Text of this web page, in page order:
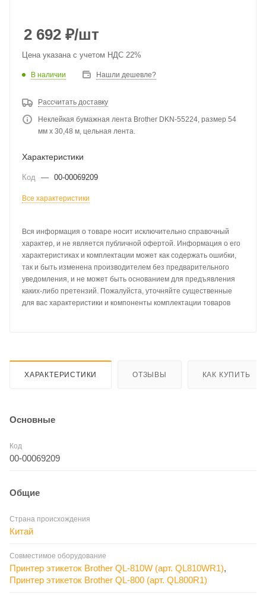
2 692 ₽/шт
Цена указана с учетом НДС 22%
В наличии Нашли дешевле?
Рассчитать доставку
Неклейкая бумажная лента Brother DKN-55224, размер 54
мм x 30,48 м, цельная лента.
Характеристики
Код — 00-00069209
Все характеристики
Вся информация о товаре носит исключительно справочный
характер, и не является публичной офертой. Информация о его
характеристиках и комплектации может как содержать ошибки,
так и быть изменена производителем без предварительного
уведомления, и не может быть основанием для предъявления
каких-либо претензий. Пожалуйста, уточняйте существенные
для вас характеристики и компоненты комплектации товаров
ХАРАКТЕРИСТИКИ ОТЗЫВЫ КАК КУПИТЬ
Основные
Код
00-00069209
Общие
Страна происхождения
Китай
Совместимое оборудование
Принтер этикеток Brother QL-810W (арт. QL810WR1),
Принтер этикеток Brother QL-800 (арт. QL800R1)